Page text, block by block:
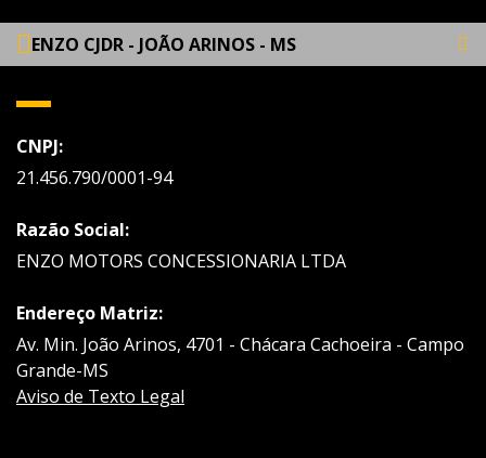
ENZO CJDR - JOÃO ARINOS - MS
CNPJ:
21.456.790/0001-94
Razão Social:
ENZO MOTORS CONCESSIONARIA LTDA
Endereço Matriz:
Av. Min. João Arinos, 4701 - Chácara Cachoeira - Campo
Grande-MS
Aviso de Texto Legal